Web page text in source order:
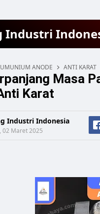
Industri
ANODE ANTI KARAT
Masa
Karat
Industri Indonesia
02 Maret 2025